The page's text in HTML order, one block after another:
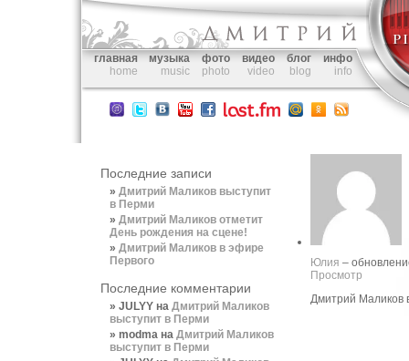
главная музыка фото видео блог
инфо
home
music photo video blog info
Последние записи
Дмитрий Маликов выступит
в Перми
Дмитрий Маликов отметит
День рождения на сцене!
Дмитрий Маликов в эфире
Первого
Последние комментарии
JULYY на Дмитрий Маликов
выступит в Перми
modma на Дмитрий Маликов
выступит в Перми
Юлия –
Просмотр
Дмитрий Маликов